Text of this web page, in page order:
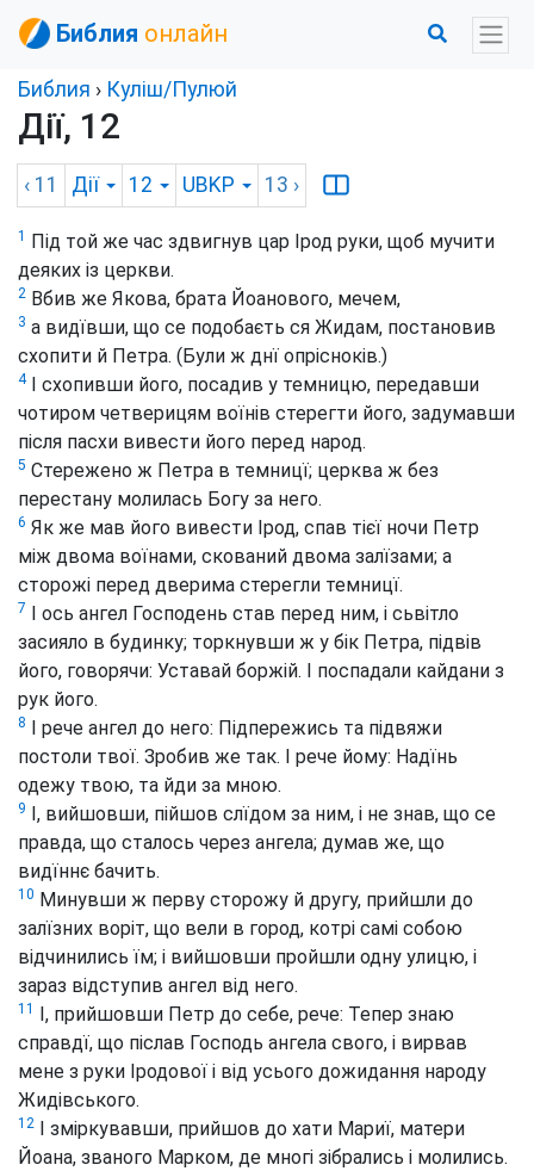
Библия онлайн
Библия › Куліш/Пулюй
Дії, 12
‹ 11 Дії 12 UBKP 13 ›
1
Під той же час здвигнув цар Ірод руки, щоб мучити
деяких із церкви.
2 Вбив же Якова, брата Йоанового, мечем,
3 а видївши, що се подобаєть ся Жидам, постановив
схопити й Петра. (Були ж днї опрісноків.)
4І схопивши його, посадив у темницю, передавши
чотиром четверицям воїнів стерегти його, задумавши
після пасхи вивести його перед народ.
5 Стережено ж Петра в темницї; церква ж без
перестану молилась Богу за него.
6 Як же мав його вивести Ірод, спав тієї ночи Петр
між двома воїнами, скований двома залїзами; а
сторожі перед дверима стерегли темницї.
7
І ось ангел Господень став перед ним, і сьвітло
засияло в будинку; торкнувши ж у бік Петра, підвів
його, говорячи: Уставай боржій. І поспадали кайдани з
рук його.
8
І рече ангел до него: Підпережись та підвяжи
постоли твої. Зробив же так. І рече йому: Надїнь
одежу твою, та йди за мною.
9
І, вийшовши, пійшов слїдом за ним, і не знав, що се
правда, що сталось через ангела; думав же, що
видїннє бачить.
10 Минувши ж перву сторожу й другу, прийшли до
залїзних воріт, що вели в город, котрі самі собою
відчинились їм; і вийшовши пройшли одну улицю, і
зараз відступив ангел від него.
11
І, прийшовши Петр до себе, рече: Тепер знаю
справдї, що післав Господь ангела свого, і вирвав
мене з руки Іродової і від усього дожидання народу
Жидівського.
12
І зміркувавши, прийшов до хати Мариї, матери
Йоана, званого Марком, де многі зібрались і молились.